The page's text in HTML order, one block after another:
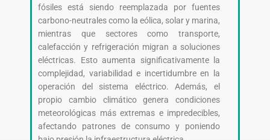
fósiles está siendo reemplazada por fuentes
carbono-neutrales como la eólica, solar y marina,
mientras que sectores como transporte,
calefacción y refrigeración migran a soluciones
eléctricas. Esto aumenta significativamente la
complejidad, variabilidad e incertidumbre en la
operación del sistema eléctrico. Además, el
propio cambio climático genera condiciones
meteorológicas más extremas e impredecibles,
afectando patrones de consumo y poniendo